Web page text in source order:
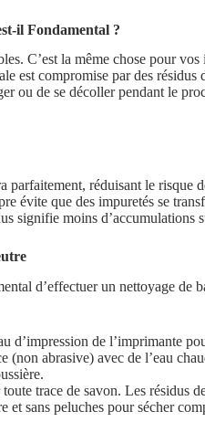
il Fondamental ?
C’est la même chose pour
est compromise par des
ou de se décoller pendant le
parfaitement, réduisant le
évite que des impuretés se
signifie moins d’accumulations
d’effectuer un nettoyage
d’impression de l’imprimante
(non abrasive) avec de l’eau
trace de savon. Les résidus
sans peluches pour sécher